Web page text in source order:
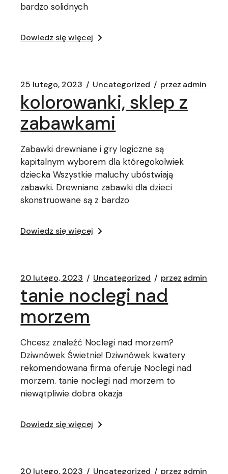
bardzo solidnych
Dowiedz się więcej
25 lutego, 2023 Uncategorized przez admin
kolorowanki, sklep z
zabawkami
Zabawki drewniane i gry logiczne są
kapitalnym wyborem dla któregokolwiek
dziecka Wszystkie maluchy ubóstwiają
zabawki. Drewniane zabawki dla dzieci
skonstruowane są z bardzo
Dowiedz się więcej
20 lutego, 2023 Uncategorized przez admin
tanie noclegi nad
morzem
Chcesz znaleźć Noclegi nad morzem?
Dziwnówek Świetnie! Dziwnówek kwatery
rekomendowana firma oferuje Noclegi nad
morzem. tanie noclegi nad morzem to
niewątpliwie dobra okazja
Dowiedz się więcej
20 lutego, 2023 Uncategorized przez admin